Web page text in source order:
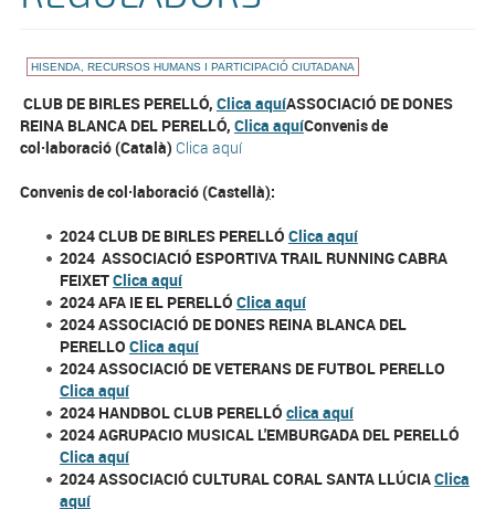
HISENDA, RECURSOS HUMANS I PARTICIPACIÓ CIUTADANA
CLUB DE BIRLES PERELLÓ, Clica aquíASSOCIACIÓ DE DONES
REINA BLANCA DEL PERELLÓ, Clica aquíConvenis de
col·laboració (Català) Clica aquí
Convenis de col·laboració (Castellà):
2024 CLUB DE BIRLES PERELLÓ Clica aquí
2024 ASSOCIACIÓ ESPORTIVA TRAIL RUNNING CABRA
FEIXETClica aquí
2024 AFA IE EL PERELLÓ Clica aquí
2024 ASSOCIACIÓ DE DONES REINA BLANCA DEL
PERELLO Clica aquí
2024 ASSOCIACIÓ DE VETERANS DE FUTBOL PERELLO
Clica aquí
2024 HANDBOL CLUB PERELLÓ clica aquí
2024 AGRUPACIO MUSICAL L'EMBURGADA DEL PERELLÓ
Clica aquí
2024 ASSOCIACIÓ CULTURAL CORAL SANTA LLÚCIAClica
aquí